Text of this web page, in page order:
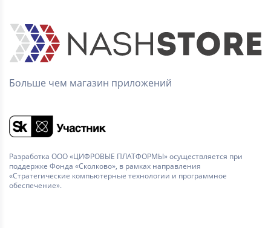
Больше чем магазин приложений
Разработка ООО «ЦИФРОВЫЕ ПЛАТФОРМЫ» осуществляется при
поддержке Фонда «Сколково», в рамках направления
«Стратегические компьютерные технологии и программное
обеспечение».